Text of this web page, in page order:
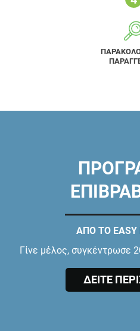
ΑΠΟ ΤΟ EASY
Γίνε μέλος, συγκέντρωσε
ΔΕΙΤΕ